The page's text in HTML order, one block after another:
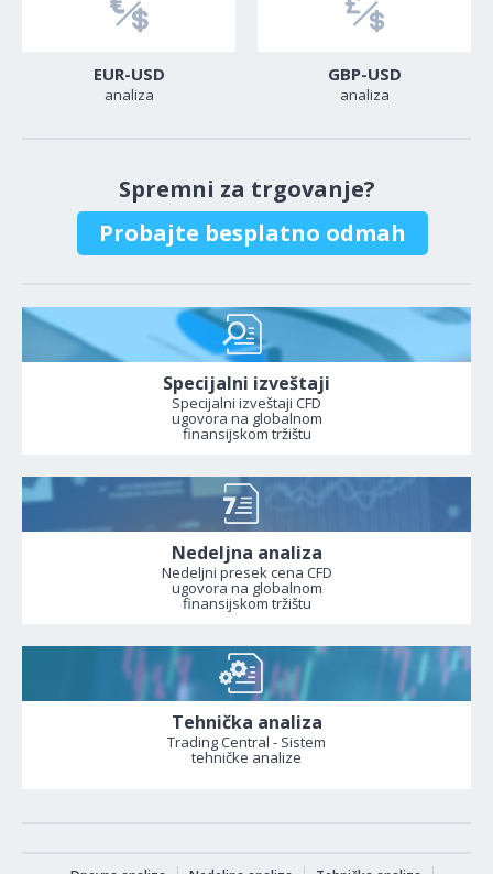
EUR-USD
analiza
GBP-USD
analiza
Spremni za trgovanje?
Probajte besplatno odmah
Specijalni izveštaji
Specijalni izveštaji CFD
ugovora na globalnom
finansijskom tržištu
Nedeljna analiza
Nedeljni presek cena CFD
ugovora na globalnom
finansijskom tržištu
Tehnička analiza
Trading Central - Sistem
tehničke analize